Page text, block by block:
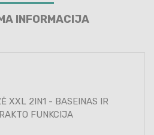
INFORMACIJA
XXL 2IN1 - BASEINAS IR
FUNKCIJA